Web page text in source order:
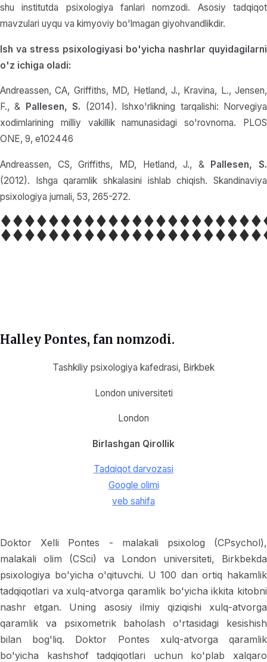
shu institutda psixologiya fanlari nomzodi. Asosiy tadqiqot
mavzulari uyqu va kimyoviy bo'lmagan giyohvandlikdir.
Ish va stress psixologiyasi bo'yicha nashrlar quyidagilarni
o'z ichiga oladi:
Andreassen, CA, Griffiths, MD, Hetland, J., Kravina, L., Jensen,
F., &
Pallesen, S. (2014). Ishxo'rlikning tarqalishi: Norvegiya
xodimlarining milliy vakillik namunasidagi so'rovnoma. PLOS
ONE, 9, e102446
Andreassen, CS, Griffiths, MD, Hetland, J., & Pallesen, S.
(2012). Ishga qaramlik shkalasini ishlab chiqish. Skandinaviya
psixologiya jurnali, 53, 265-272.
Halley Pontes, fan nomzodi.
Tashkiliy psixologiya kafedrasi, Birkbek
London universiteti
London
Birlashgan Qirollik
Tadqiqot darvozasi
Google olimi
veb sahifa
Doktor Xelli Pontes - malakali psixolog (CPsychol),
malakali olim (CSci) va London universiteti, Birkbekda
psixologiya bo'yicha o'qituvchi. U 100 dan ortiq hakamlik
tadqiqotlari va xulq-atvorga qaramlik bo'yicha ikkita kitobni
nashr etgan. Uning asosiy ilmiy qiziqishi xulq-atvorga
qaramlik va psixometrik baholash o'rtasidagi kesishish
bilan bog'liq. Doktor Pontes xulq-atvorga qaramlik
bo'yicha kashshof tadqiqotlari uchun ko'plab xalqaro